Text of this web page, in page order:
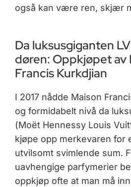
også kan være ren, skjær
Da luksusgiganten
døren: Oppkjøpet av
Francis Kurkdjian
I 2017 nådde Maison
og formidabelt nivå da
(Moët Hennessy Louis
kjøpe opp merkevaren for
utvilsomt svimlende sum.
uavhengige parfymerier
oppkjøp ofte at man må